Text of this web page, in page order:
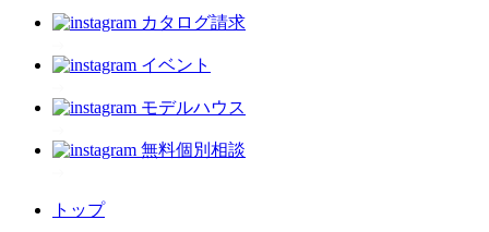
カタログ請求
イベント
モデルハウス
無料個別相談
トップ